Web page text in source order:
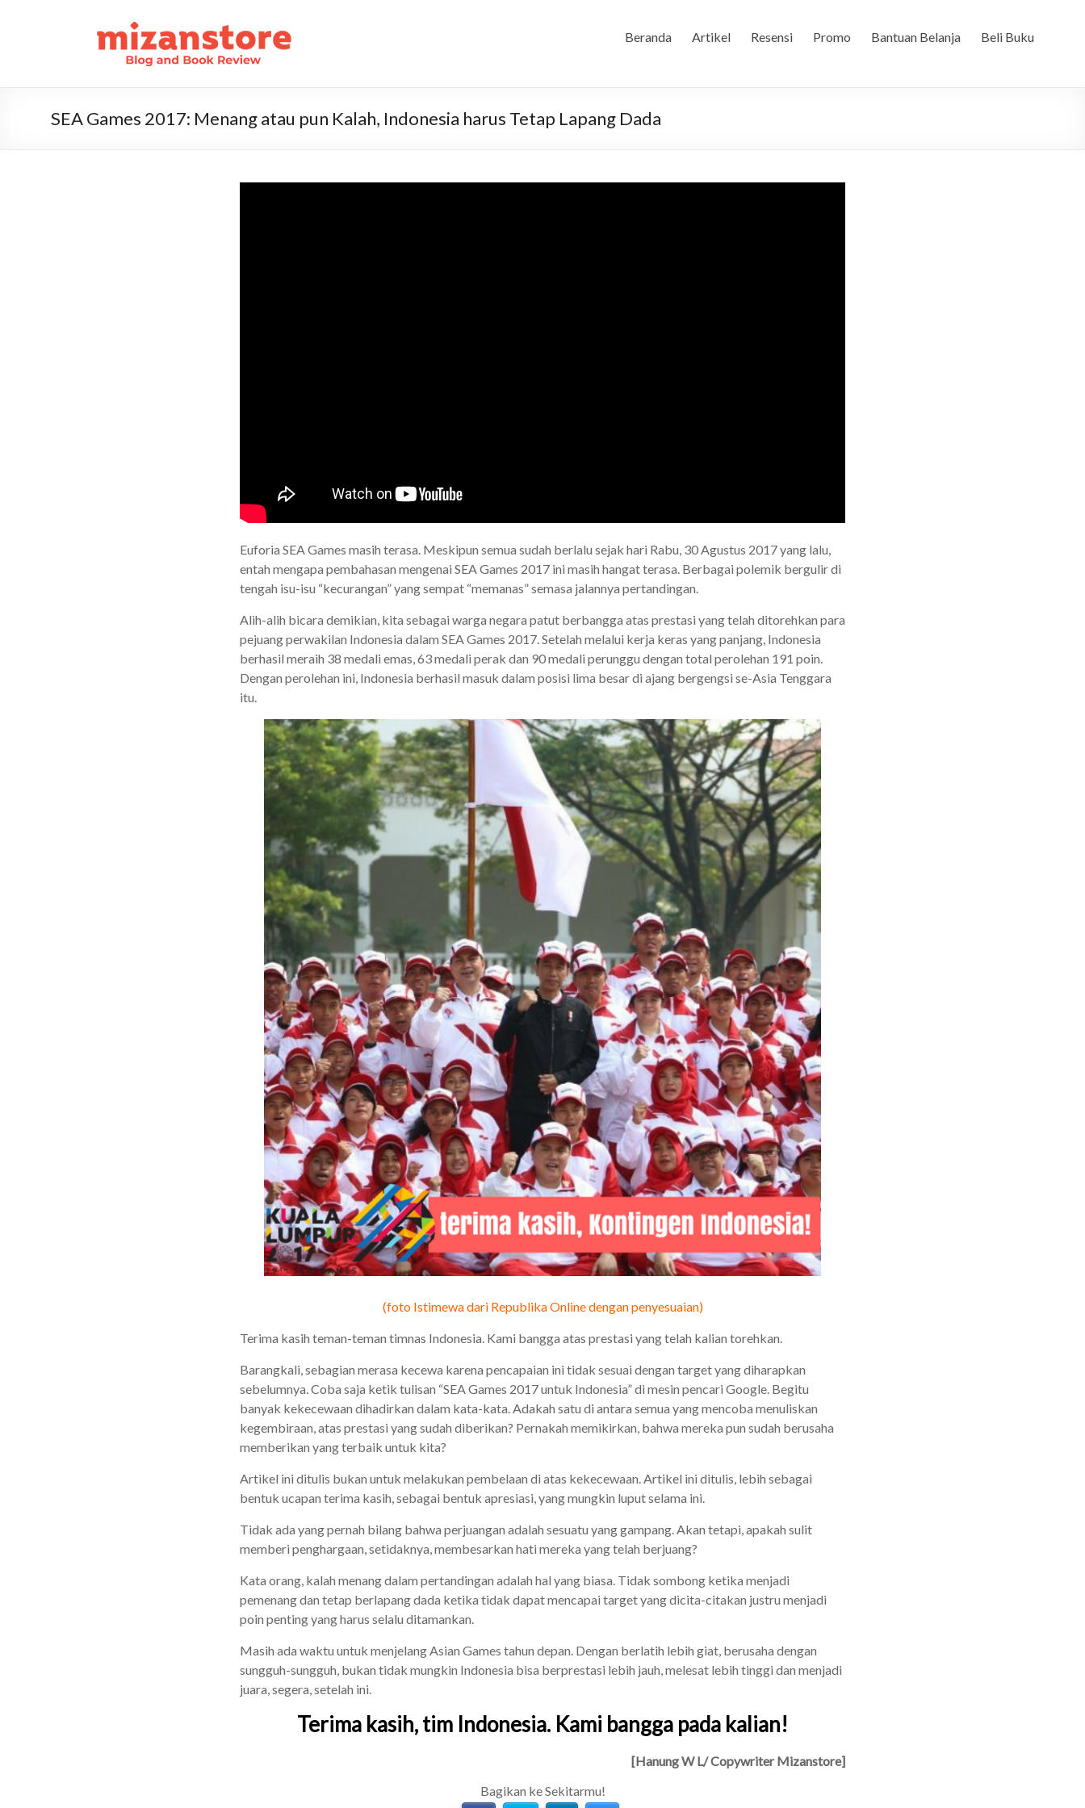
Beranda Artikel Resensi Promo Bantuan Belanja Beli Buku
SEA Games 2017: Menang atau pun Kalah, Indonesia harus Tetap Lapang Dada
Euforia SEA Games masih terasa. Meskipun semua sudah berlalu sejak hari Rabu, 30 Agustus 2017 yang lalu,
entah mengapa pembahasan mengenai SEA Games 2017 ini masih hangat terasa. Berbagai polemik bergulir di
tengah isu-isu “kecurangan” yang sempat “memanas” semasa jalannya pertandingan.
Alih-alih bicara demikian, kita sebagai warga negara patut berbangga atas prestasi yang telah ditorehkan para
pejuang perwakilan Indonesia dalam SEA Games 2017. Setelah melalui kerja keras yang panjang, Indonesia
berhasil meraih 38 medali emas, 63 medali perak dan 90 medali perunggu dengan total perolehan 191 poin.
Dengan perolehan ini, Indonesia berhasil masuk dalam posisi lima besar di ajang bergengsi se-Asia Tenggara
itu.
(foto Istimewa dari Republika Online dengan penyesuaian)
Terima kasih teman-teman timnas Indonesia. Kami bangga atas prestasi yang telah kalian torehkan.
Barangkali, sebagian merasa kecewa karena pencapaian ini tidak sesuai dengan target yang diharapkan
sebelumnya. Coba saja ketik tulisan “SEA Games 2017 untuk Indonesia” di mesin pencari Google. Begitu
banyak kekecewaan dihadirkan dalam kata-kata. Adakah satu di antara semua yang mencoba menuliskan
kegembiraan, atas prestasi yang sudah diberikan? Pernakah memikirkan, bahwa mereka pun sudah berusaha
memberikan yang terbaik untuk kita?
Artikel ini ditulis bukan untuk melakukan pembelaan di atas kekecewaan. Artikel ini ditulis, lebih sebagai
bentuk ucapan terima kasih, sebagai bentuk apresiasi, yang mungkin luput selama ini.
Tidak ada yang pernah bilang bahwa perjuangan adalah sesuatu yang gampang. Akan tetapi, apakah sulit
memberi penghargaan, setidaknya, membesarkan hati mereka yang telah berjuang?
Kata orang, kalah menang dalam pertandingan adalah hal yang biasa. Tidak sombong ketika menjadi
pemenang dan tetap berlapang dada ketika tidak dapat mencapai target yang dicita-citakan justru menjadi
poin penting yang harus selalu ditamankan.
Masih ada waktu untuk menjelang Asian Games tahun depan. Dengan berlatih lebih giat, berusaha dengan
sungguh-sungguh, bukan tidak mungkin Indonesia bisa berprestasi lebih jauh, melesat lebih tinggi dan menjadi
juara, segera, setelah ini.
Terima kasih, tim Indonesia. Kami bangga pada kalian!
[Hanung W L/ Copywriter Mizanstore]
Bagikan ke Sekitarmu!